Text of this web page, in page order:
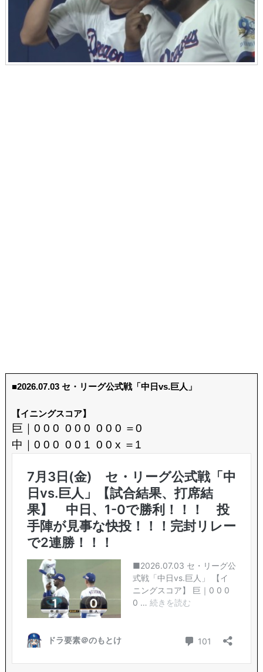
■2026.07.03 セ・リーグ公式戦「中日vs.巨人」
【イニングスコア】
巨｜0 0 0 0 0 0 0 0 0 ＝0
中｜0 0 0 0 0 1 0 0 x ＝1